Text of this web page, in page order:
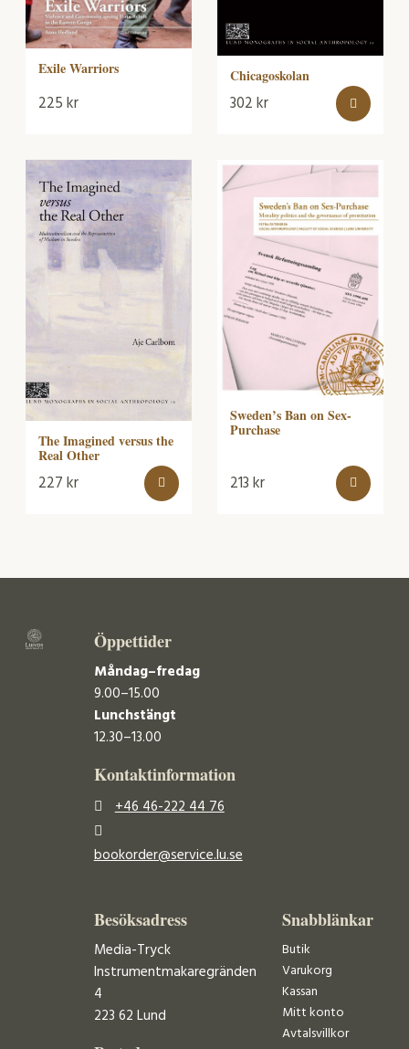
Exile Warriors
225kr
Chicagoskolan
302kr
The Imagined versus the
Real Other
227kr
Sweden’s Ban on Sex-
Purchase
213kr
Öppettider
Måndag–fredag
9.00–15.00
Lunchstängt
12.30–13.00
Kontaktinformation
+46 46-222 44 76
bookorder@service.lu.se
Besöksadress
Media-Tryck
Instrumentmakaregränden
4
223 62 Lund
Snabblänkar
Butik
Varukorg
Kassan
Mitt konto
Avtalsvillkor